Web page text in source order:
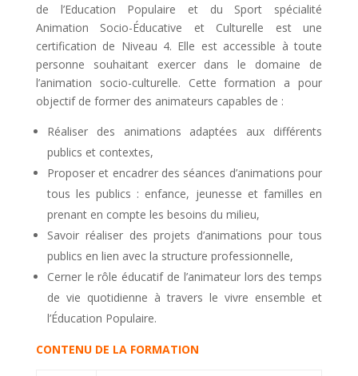
de l’Education Populaire et du Sport spécialité
Animation Socio-Éducative et Culturelle est une
certification de Niveau 4. Elle est accessible à toute
personne souhaitant exercer dans le domaine de
l’animation socio-culturelle. Cette formation a pour
objectif de former des animateurs capables de :
Réaliser des animations adaptées aux différents
publics et contextes,
Proposer et encadrer des séances d’animations pour
tous les publics : enfance, jeunesse et familles en
prenant en compte les besoins du milieu,
Savoir réaliser des projets d’animations pour tous
publics en lien avec la structure professionnelle,
Cerner le rôle éducatif de l’animateur lors des temps
de vie quotidienne à travers le vivre ensemble et
l’Éducation Populaire.
CONTENU DE LA FORMATION